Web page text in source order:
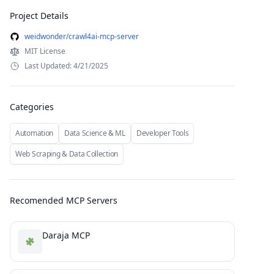
Project Details
weidwonder/crawl4ai-mcp-server
MIT License
Last Updated: 4/21/2025
Categories
Automation Data Science & ML
Developer Tools
Web Scraping & Data Collection
Recomended MCP Servers
Daraja MCP